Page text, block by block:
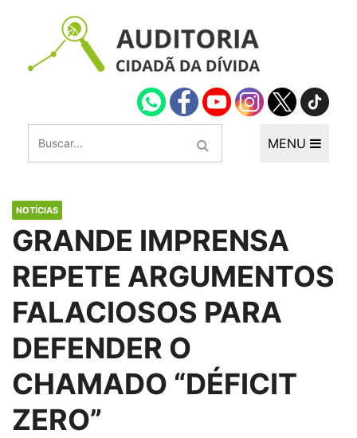
MENU
NOTÍCIAS
GRANDE IMPRENSA
REPETE ARGUMENTOS
FALACIOSOS PARA
DEFENDER O
CHAMADO “DÉFICIT
ZERO”